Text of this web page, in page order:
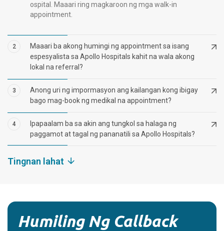
ospital. Maaari ring magkaroon ng mga walk-in
appointment.
2
Maaari ba akong humingi ng appointment sa isang
espesyalista sa Apollo Hospitals kahit na wala akong
lokal na referral?
3
Anong uri ng impormasyon ang kailangan kong ibigay
bago mag-book ng medikal na appointment?
4
Ipapaalam ba sa akin ang tungkol sa halaga ng
paggamot at tagal ng pananatili sa Apollo Hospitals?
Tingnan lahat
Humiling Ng Callback